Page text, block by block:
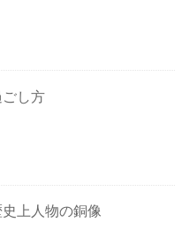
し方
上人物の銅像